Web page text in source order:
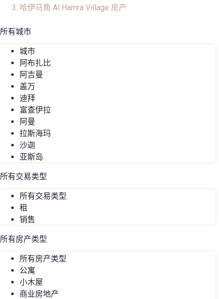
哈伊马角 Al Hamra Village 房产
所有城市
城市
阿布扎比
阿吉曼
盖万
迪拜
富查伊拉
阿曼
拉斯海玛
沙迦
亚斯岛
所有交易类型
所有交易类型
租
销售
所有房产类型
所有房产类型
公寓
小木屋
商业房地产